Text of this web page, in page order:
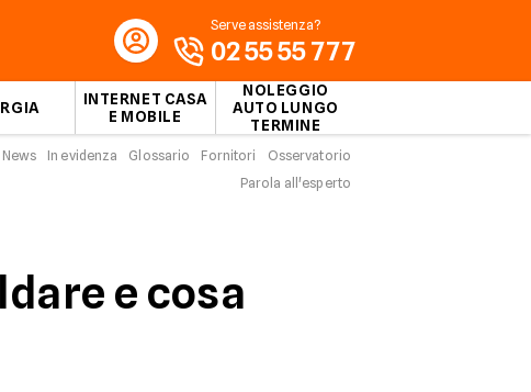
INTERNET CASA
E MOBILE
NOLEGGIO
AUTO LUNGO
TERMINE
Serve assistenza?
02 55 55 777
News In evidenza Glossario Fornitori
Osservatorio
Parola all'esperto
e cosa